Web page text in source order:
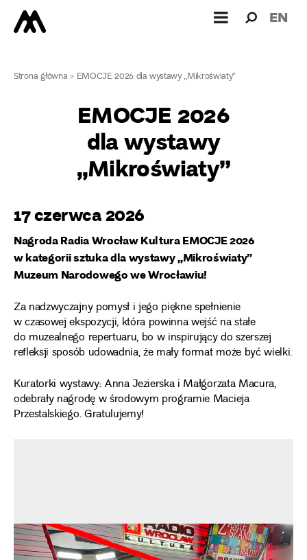
dla: EN
Strona główna> EMOCJE 2026 dla wystawy „Mikroświaty”
EMOCJE 2026
dla wystawy
„Mikroświaty”
17 czerwca 2026
Nagroda Radia Wrocław Kultura EMOCJE 2026
w kategorii sztuka dla wystawy „Mikroświaty”
Muzeum Narodowego we Wrocławiu!
Za nadzwyczajny pomysł i jego piękne spełnienie
w czasowej ekspozycji, która powinna wejść na stałe
do muzealnego repertuaru, bo w inspirujący do szerszej
refleksji sposób udowadnia, że mały format może być wielki.
Kuratorki wystawy: Anna Jezierska i Małgorzata Macura,
odebrały nagrodę w środowym programie Macieja
Przestalskiego. Gratulujemy!